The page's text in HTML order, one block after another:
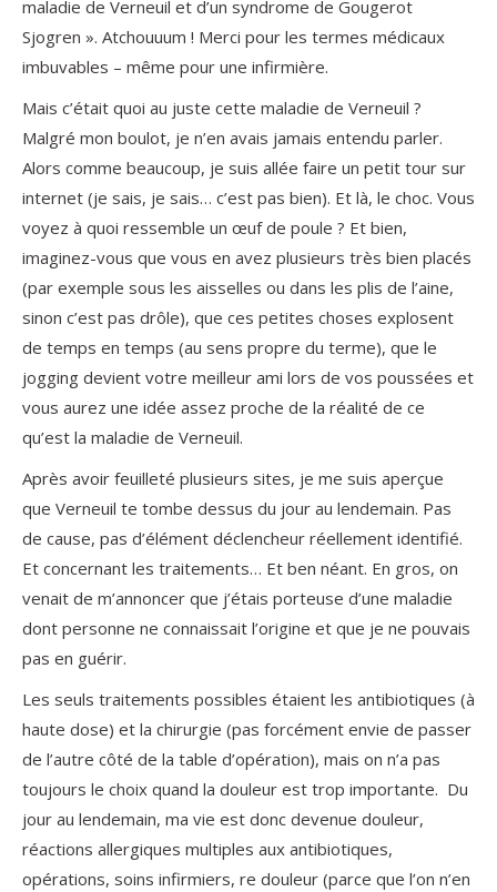
maladie de Verneuil et d’un syndrome de Gougerot
Sjogren ». Atchouuum ! Merci pour les termes médicaux
imbuvables – même pour une infirmière.
Mais c’était quoi au juste cette maladie de Verneuil ?
Malgré mon boulot, je n’en avais jamais entendu parler.
Alors comme beaucoup, je suis allée faire un petit tour sur
internet (je sais, je sais… c’est pas bien). Et là, le choc. Vous
voyez à quoi ressemble un œuf de poule ? Et bien,
imaginez-vous que vous en avez plusieurs très bien placés
(par exemple sous les aisselles ou dans les plis de l’aine,
sinon c’est pas drôle), que ces petites choses explosent
de temps en temps (au sens propre du terme), que le
jogging devient votre meilleur ami lors de vos poussées et
vous aurez une idée assez proche de la réalité de ce
qu’est la maladie de Verneuil.
Après avoir feuilleté plusieurs sites, je me suis aperçue
que Verneuil te tombe dessus du jour au lendemain. Pas
de cause, pas d’élément déclencheur réellement identifié.
Et concernant les traitements… Et ben néant. En gros, on
venait de m’annoncer que j’étais porteuse d’une maladie
dont personne ne connaissait l’origine et que je ne pouvais
pas en guérir.
Les seuls traitements possibles étaient les antibiotiques (à
haute dose) et la chirurgie (pas forcément envie de passer
de l’autre côté de la table d’opération), mais on n’a pas
toujours le choix quand la douleur est trop importante. Du
jour au lendemain, ma vie est donc devenue douleur,
réactions allergiques multiples aux antibiotiques,
opérations, soins infirmiers, re douleur (parce que l’on n’en